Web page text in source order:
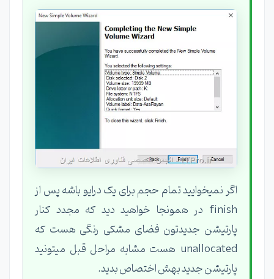
اگر نمیخوایید تمام حجم برای یک درایو باشه پس از
finish در همونجا خواهید دید که مجدد کنار
پارتیشن جدیدتون فضای مشکی رنگی هست که
unallocated هست مشابه مراحل قبل میتونید
پارتیشن جدید بهش اختصاص بدید.